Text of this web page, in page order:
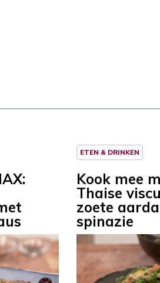
ETEN & DRINKEN
Kook mee
Thaise
zoete
spinazie